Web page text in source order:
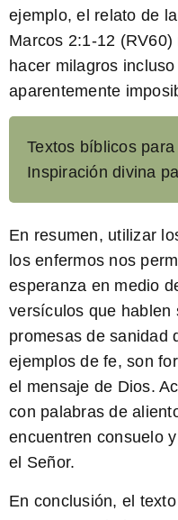
ejemplo, el relato de
Marcos 2:1-12
hacer milagros
aparentemente
Textos bíblicos
Inspiración divina
En resumen, utilizar
los enfermos nos
esperanza en medio
versículos que hablen
promesas de sanidad
ejemplos de fe, son
el mensaje de Dios.
con palabras de
encuentren consuelo
el Señor.
En conclusión, el